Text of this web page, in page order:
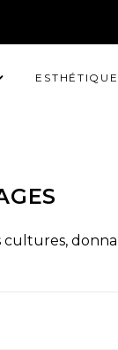
ESTHÉTIQUE
cultures,